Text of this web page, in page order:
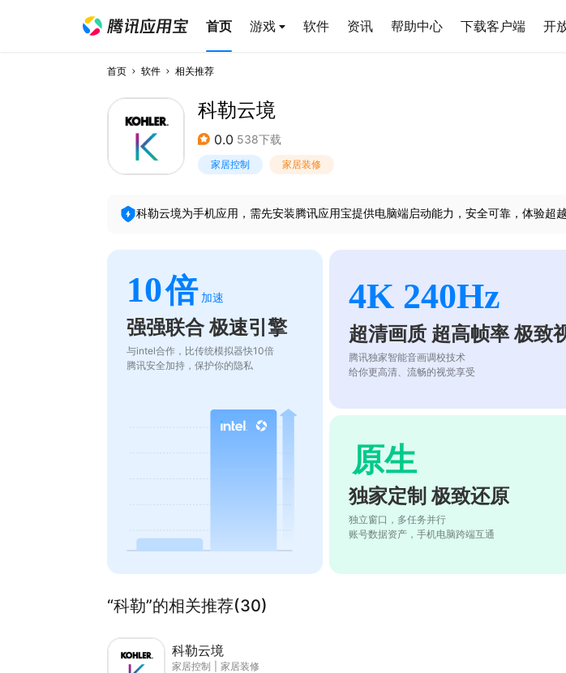
首页 游戏 软件 资讯 帮助中心 下载客户端 开
首页 软件 相关推荐
科勒云境
0.0 538下载
家居控制 家居装修
科勒云境为手机应用，需先安装腾讯应用宝提供电脑端启动能力，安全可靠，体验超
10倍 加速
强强联合 极速引擎
与intel合作，比传统模拟器快10倍
腾讯安全加持，保护你的隐私
4K 240Hz
超清画质 超高帧率 极致
腾讯独家智能音画调校技术
给你更高清、流畅的视觉享受
原生
独家定制 极致还原
独立窗口，多任务并行
账号数据资产，手机电脑跨端互通
“科勒”的相关推荐(30)
科勒云境
家居控制
家居装修